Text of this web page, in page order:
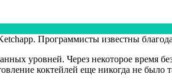
Программисты известны
уровней. Через некоторое время
коктейлей еще никогда не было